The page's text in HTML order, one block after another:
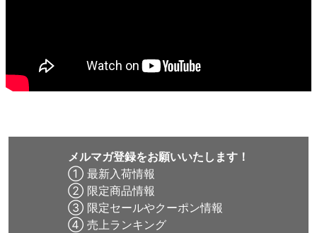
メルマガ登録をお願いいたします！
① 最新入荷情報
② 限定商品情報
③ 限定セールやクーポン情報
④ 売上ランキング